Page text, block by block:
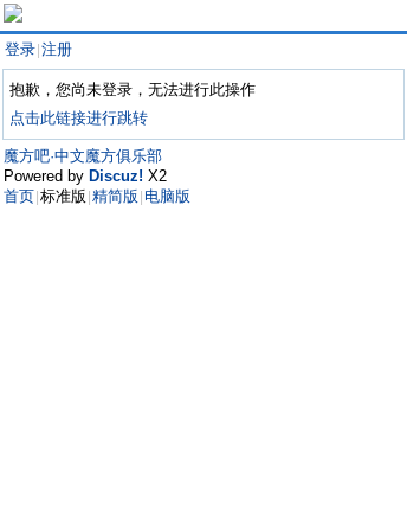
登录 注册
抱歉，您尚未登录，无法进行此操作
点击此链接进行跳转
魔方吧·中文魔方俱乐部
Powered by Discuz! X2
首页 标准版 精简版 电脑版